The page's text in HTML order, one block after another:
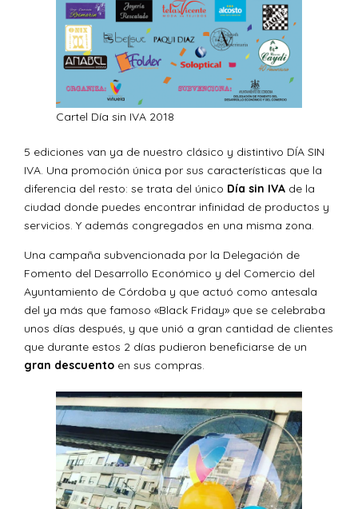
Cartel Día sin IVA 2018
5 ediciones van ya de nuestro clásico y distintivo DÍA SIN
IVA. Una promoción única por sus características que la
diferencia del resto: se trata del único Día sin IVA de la
ciudad donde puedes encontrar infinidad de productos y
servicios. Y además congregados en una misma zona.
Una campaña subvencionada por la Delegación de
Fomento del Desarrollo Económico y del Comercio del
Ayuntamiento de Córdoba y que actuó como antesala
del ya más que famoso «Black Friday» que se celebraba
unos días después, y que unió a gran cantidad de clientes
que durante estos 2 días pudieron beneficiarse de un
gran descuento en sus compras.